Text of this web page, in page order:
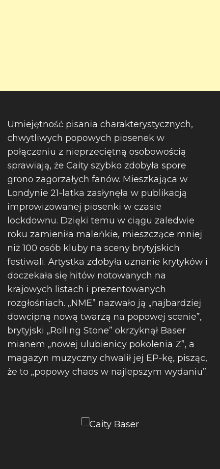
Umiejętność pisania charakterystycznych,
chwytliwych popowych piosenek w
połączeniu z nieprzeciętną osobowością
sprawiają, że Caity szybko zdobyła spore
grono zagorzałych fanów. Mieszkająca w
Londynie 21-latka zasłynęła w publikacją
improwizowanej piosenki w czasie
lockdownu. Dzięki temu w ciągu zaledwie
roku zamieniła maleńkie, mieszczące mniej
niż 100 osób kluby na sceny brytyjskich
festiwali. Artystka zdobyła uznanie krytyków i
doczekała się hitów notowanych na
krajowych listach i prezentowanych
rozgłośniach. „NME” nazwało ją „najbardziej
dowcipną nową twarzą na popowej scenie”,
brytyjski „Rolling Stone” okrzyknął Baser
mianem „nowej ulubienicy pokolenia Z”, a
magazyn muzyczny chwalił jej EP-kę, pisząc,
że to „popowy chaos w najlepszym wydaniu”.